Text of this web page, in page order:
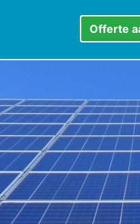
Offerte